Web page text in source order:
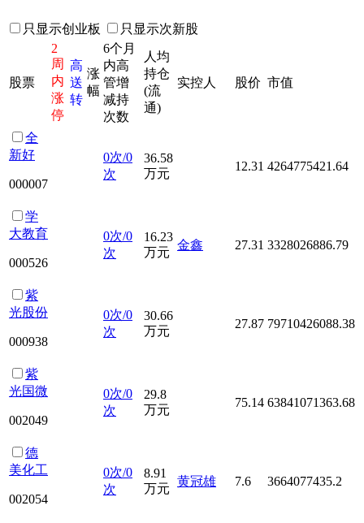
只显示创业板 只显示次新股
股票
2
周
内
涨
停
高
送
转
涨
幅
6个月
内高
管增
减持
次数
人均
持仓
(流
通)
实控人 股价 市值
全
新好
000007
0次/0
次
36.58
万元
12.31 4264775421.64
学
大教育
000526
0次/0
次
16.23
万元
金鑫 27.31 3328026886.79
紫
光股份
000938
0次/0
次
30.66
万元
27.87 79710426088.38
紫
光国微
002049
0次/0
次
29.8
万元
75.14 63841071363.68
德
美化工
002054
0次/0
次
8.91
万元
黄冠雄 7.6 3664077435.2